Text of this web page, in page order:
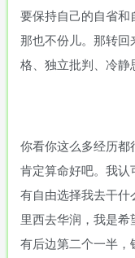
要保持自己的自省和
那也不份儿。那转回
格、独立批判、冷静
你看你这么多经历
肯定算命好吧。我
有自由选择我去干
里西去华润，我是
有后边第二个一半